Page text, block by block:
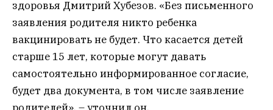
здоровья Дмитрий Хубезов. «Без письменного
заявления родителя никто ребенка
вакцинировать не будет. Что касается детей
старше 15 лет, которые могут давать
самостоятельно информированное согласие,
будет два документа, в том числе заявление